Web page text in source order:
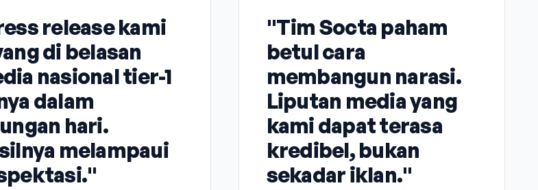
release kami
di belasan
nasional tier-1
dalam
hari.
melampaui
"Tim Socta paham
betul cara
membangun narasi.
Liputan media yang
kami dapat terasa
kredibel, bukan
sekadar iklan."